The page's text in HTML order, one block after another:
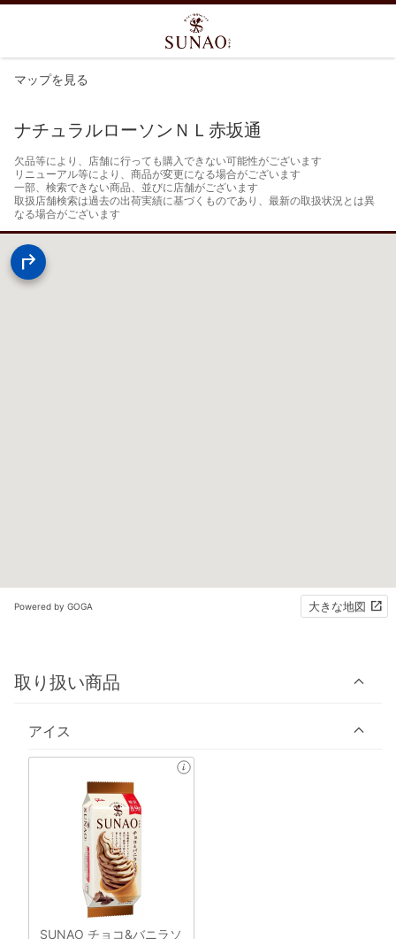
マップを見る
ナチュラルローソンＮＬ赤坂通
欠品等により、店舗に行っても購入できない可能性がございます
リニューアル等により、商品が変更になる場合がございます
一部、検索できない商品、並びに店舗がございます
取扱店舗検索は過去の出荷実績に基づくものであり、最新の取扱状況とは異
なる場合がございます
Powered by GOGA 大きな地図
取り扱い商品
アイス
SUNAO チョコ&バニラソ